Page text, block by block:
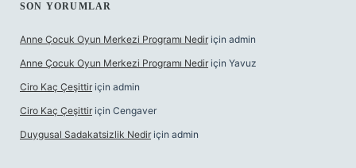
SON YORUMLAR
Anne Çocuk Oyun Merkezi Programı Nedir için admin
Anne Çocuk Oyun Merkezi Programı Nedir için Yavuz
Ciro Kaç Çeşittir için admin
Ciro Kaç Çeşittir için Cengaver
Duygusal Sadakatsizlik Nedir için admin